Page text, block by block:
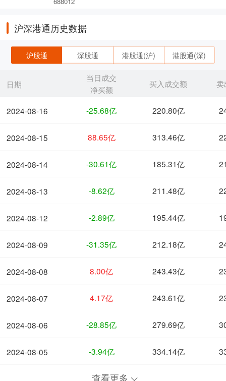
沪深港通历史数据
沪股通 深股通 港股通(沪) 港股通(深)
日期
2024-08-16
2024-08-15
2024-08-14
2024-08-13
2024-08-12
2024-08-09
2024-08-08
2024-08-07
2024-08-06
2024-08-05
当日成交
净买额
买入成交额 卖
-25.68亿 220.80亿
88.65亿 313.46亿
-30.61亿 185.31亿
-8.62亿 211.48亿
-2.89亿 195.44亿
-31.35亿 212.18亿
8.00亿 243.43亿
4.17亿 243.61亿
-28.85亿 279.69亿
-3.94亿 334.14亿
查看更多